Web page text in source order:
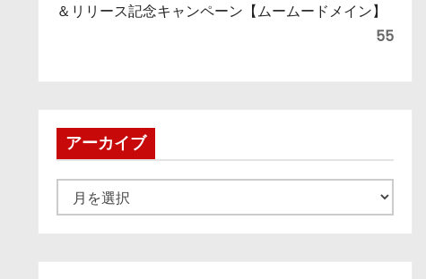
＆リリース記念キャンペーン【ムームードメイン】
55
アーカイブ
ー